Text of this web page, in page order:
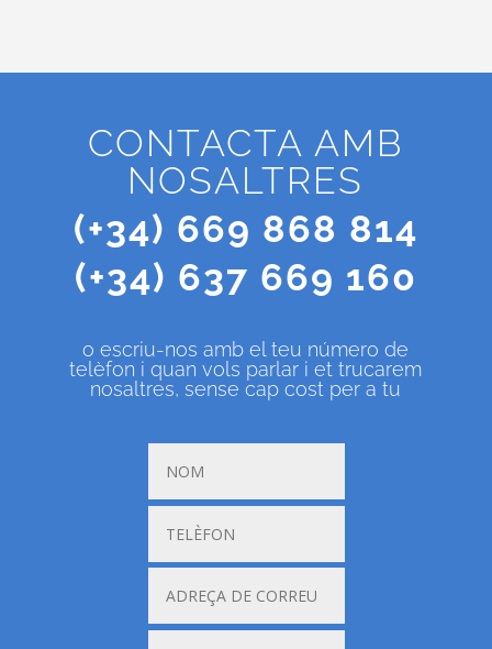
CONTACTA AMB
NOSALTRES
(+34) 669 868 814
(+34) 637 669 160
o escriu-nos amb el teu número de
telèfon i quan vols parlar i et trucarem
nosaltres, sense cap cost per a tu